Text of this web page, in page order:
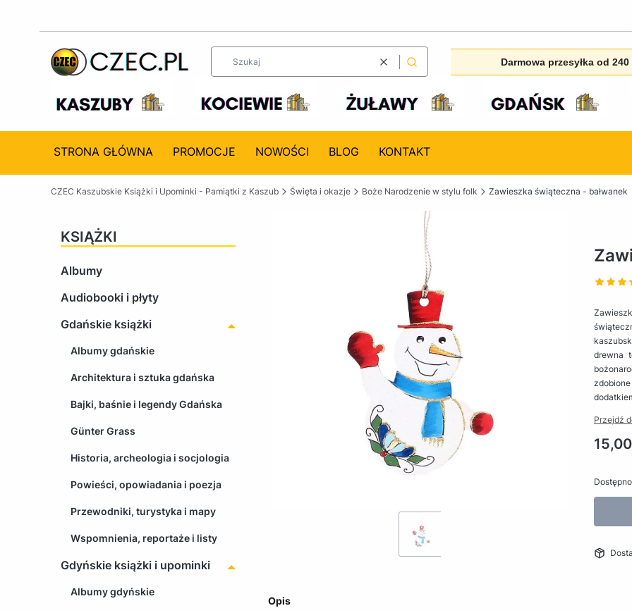
WyczyśćSzukaj Darmowa przesyłka od 240
STRONA GŁÓWNA PROMOCJE NOWOŚCI BLOG KONTAKT
CZEC Kaszubskie Książki i Upominki - Pamiątki z Kaszub Święta i okazje Boże Narodzenie w stylu folk Zawieszka świąteczna - bałwanek
KSIĄŻKI
Albumy
Audiobooki i płyty
Gdańskie książki
Albumy gdańskie
Architektura i sztuka gdańska
Bajki, baśnie i legendy Gdańska
Günter Grass
Historia, archeologia i socjologia
Powieści, opowiadania i poezja
Przewodniki, turystyka i mapy
Wspomnienia, reportaże i listy
Gdyńskie książki i upominki
Albumy gdyńskie
drewna
Przejdź
Cena
15,00
Opis